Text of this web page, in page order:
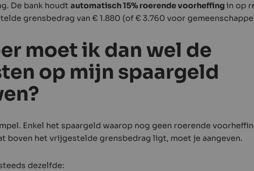
De bank houdt automatisch 15% roerende voorheffing in op
grensbedrag van € 1.880 (of € 3.760 voor
moet ik dan wel de
op mijn spaargeld
Enkel het spaargeld waarop nog geen roerende
boven het vrijgestelde grensbedrag ligt, moet je aangeven.
dezelfde: